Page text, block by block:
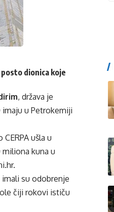
dionica koje
, država je
u Petrokemiji
ušla u
kuna u
imali su odobrenje
čiji rokovi ističu